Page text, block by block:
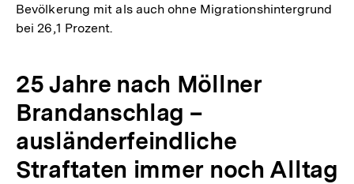
Bevölkerung mit als auch ohne Migrationshintergrund
bei 26,1 Prozent.
25 Jahre nach Möllner
Brandanschlag –
ausländerfeindliche
Straftaten immer noch Alltag